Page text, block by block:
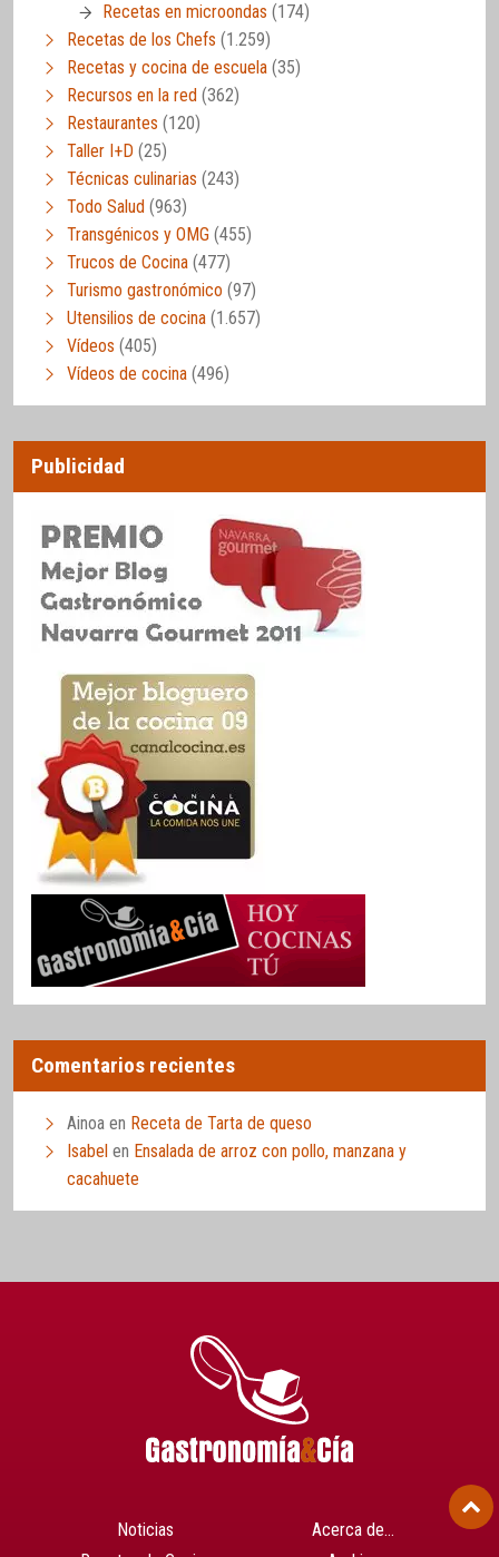
Recetas en microondas (174)
Recetas de los Chefs (1.259)
Recetas y cocina de escuela (35)
Recursos en la red (362)
Restaurantes (120)
Taller I+D (25)
Técnicas culinarias (243)
Todo Salud (963)
Transgénicos y OMG (455)
Trucos de Cocina (477)
Turismo gastronómico (97)
Utensilios de cocina (1.657)
Vídeos (405)
Vídeos de cocina (496)
Publicidad
Comentarios recientes
Ainoa en Receta de Tarta de queso
Isabel en Ensalada de arroz con pollo, manzana y
cacahuete
Noticias
Acerca de…